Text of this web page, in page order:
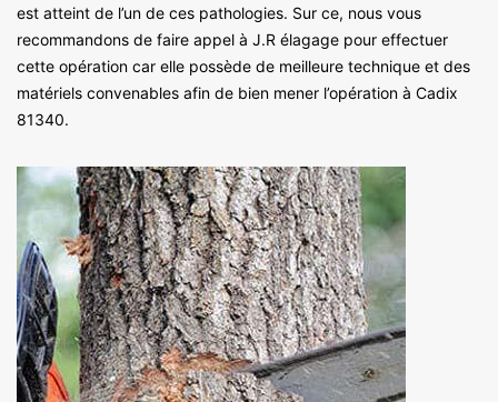
est atteint de l’un de ces pathologies. Sur ce, nous vous
recommandons de faire appel à J.R élagage pour effectuer
cette opération car elle possède de meilleure technique et des
matériels convenables afin de bien mener l’opération à Cadix
81340.